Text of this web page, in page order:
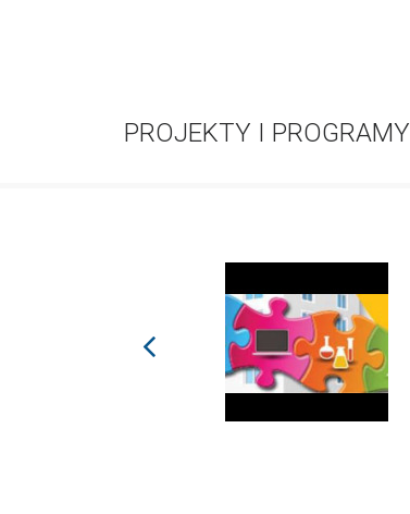
PROJEKTY I PROGRAMY
prev